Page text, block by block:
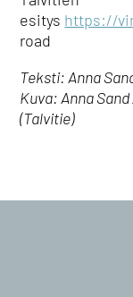
esitys https://
road
Teksti: Anna
Kuva: Anna
(Talvitie)